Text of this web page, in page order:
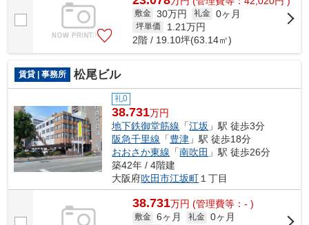
敷金 30万円 礼金 0ヶ月
坪単価 1.21万円
2階 / 19.10坪(63.14㎡)
賃貸 | 事務所 松尾ビル
礼0
38.731万円
地下鉄御堂筋線 「江坂 」駅 徒歩3分
阪急千里線 「豊津 」駅 徒歩18分
おおさか東線 「南吹田 」駅 徒歩26分
築42年 / 4階建
大阪府吹田市江坂町１丁目
38.731万円 (管理費等：- )
敷金 6ヶ月 礼金 0ヶ月